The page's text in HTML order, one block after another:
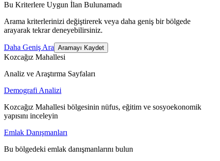
Bu Kriterlere Uygun İlan Bulunamadı
Arama kriterlerinizi değiştirerek veya daha geniş bir bölgede
arayarak tekrar deneyebilirsiniz.
Daha Geniş Ara Aramayı Kaydet
Kozcağız Mahallesi
Analiz ve Araştırma Sayfaları
Demografi Analizi
Kozcağız Mahallesi bölgesinin nüfus, eğitim ve sosyoekonomik
yapısını inceleyin
Emlak Danışmanları
Bu bölgedeki emlak danışmanlarını bulun